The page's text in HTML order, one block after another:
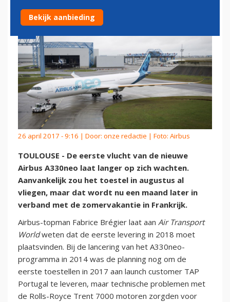
26 april 2017 - 9:16 | Door: onze redactie | Foto: Airbus
TOULOUSE - De eerste vlucht van de nieuwe
Airbus A330neo laat langer op zich wachten.
Aanvankelijk zou het toestel in augustus al
vliegen, maar dat wordt nu een maand later in
verband met de zomervakantie in Frankrijk.
Airbus-topman Fabrice Brégier laat aan Air Transport
Worldweten dat de eerste levering in 2018 moet
plaatsvinden. Bij de lancering van het A330neo-
programma in 2014 was de planning nog om de
eerste toestellen in 2017 aan launch customer TAP
Portugal te leveren, maar technische problemen met
de Rolls-Royce Trent 7000 motoren zorgden voor
Bekijk aanbieding